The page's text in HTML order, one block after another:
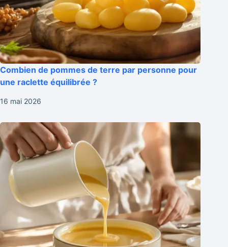
Combien de pommes de terre par personne pour
une raclette équilibrée ?
16 mai 2026